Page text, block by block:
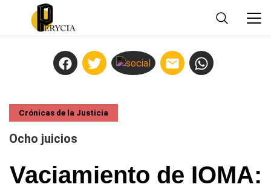
Crónicas de la Justicia
Ocho juicios
Vaciamiento de IOMA: